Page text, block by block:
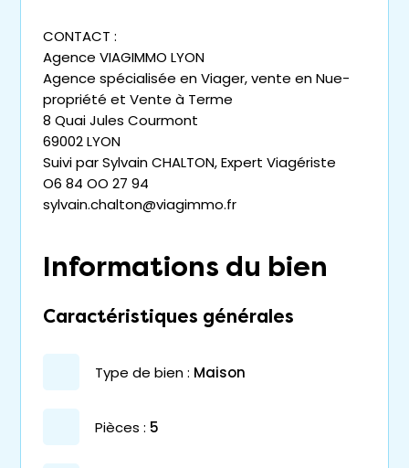
CONTACT :
Agence VIAGIMMO LYON
Agence spécialisée en Viager, vente en Nue-
propriété et Vente à Terme
8 Quai Jules Courmont
69002 LYON
Suivi par Sylvain CHALTON, Expert Viagériste
O6 84 OO 27 94
sylvain.chalton@viagimmo.fr
Informations du bien
Caractéristiques générales
type de bien : maison
pièces : 5